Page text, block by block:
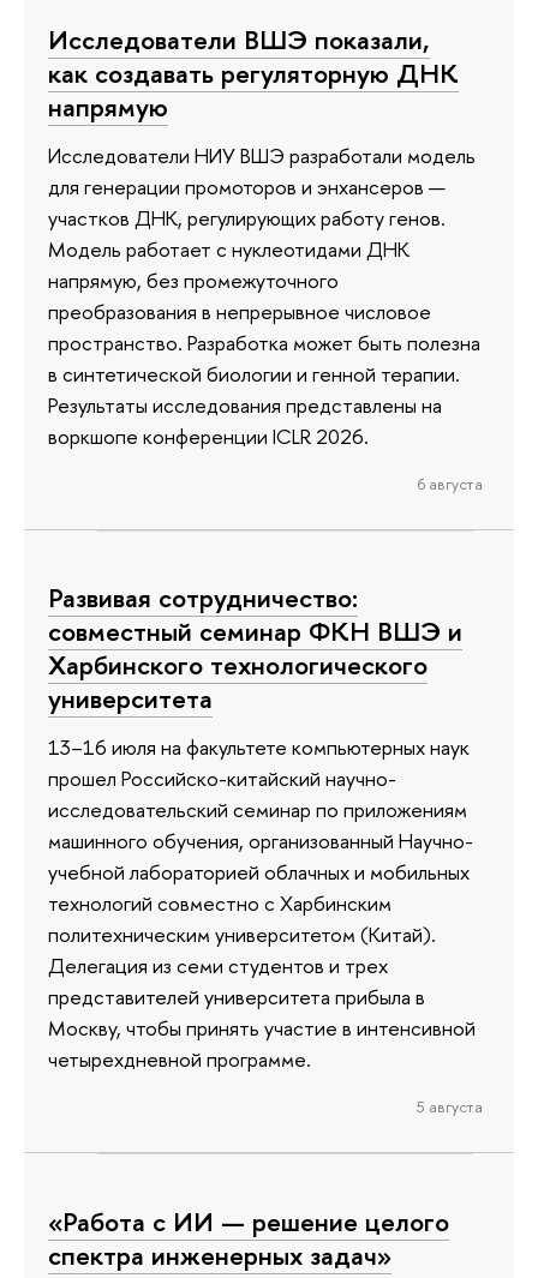
Исследователи ВШЭ показали,
как создавать регуляторную ДНК
напрямую
Исследователи НИУ ВШЭ разработали модель
для генерации промоторов и энхансеров —
участков ДНК, регулирующих работу генов.
Модель работает с нуклеотидами ДНК
напрямую, без промежуточного
преобразования в непрерывное числовое
пространство. Разработка может быть полезна
в синтетической биологии и генной терапии.
Результаты исследования представлены на
воркшопе конференции ICLR 2026.
6 августа
Развивая сотрудничество:
совместный семинар ФКН ВШЭ и
Харбинского технологического
университета
13–16 июля на факультете компьютерных наук
прошел Российско-китайский научно-
исследовательский семинар по приложениям
машинного обучения, организованный Научно-
учебной лабораторией облачных и мобильных
технологий совместно с Харбинским
политехническим университетом (Китай).
Делегация из семи студентов и трех
представителей университета прибыла в
Москву, чтобы принять участие в интенсивной
четырехдневной программе.
5 августа
«Работа с ИИ — решение целого
спектра инженерных задач»